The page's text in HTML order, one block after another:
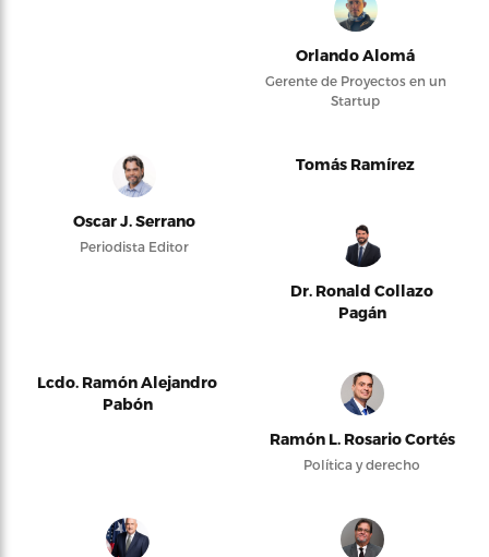
Orlando Alomá
Gerente de Proyectos en un
Startup
Oscar J. Serrano
Periodista Editor
Tomás Ramírez
Dr. Ronald Collazo
Pagán
Lcdo. Ramón Alejandro
Pabón
Ramón L. Rosario Cortés
Política y derecho